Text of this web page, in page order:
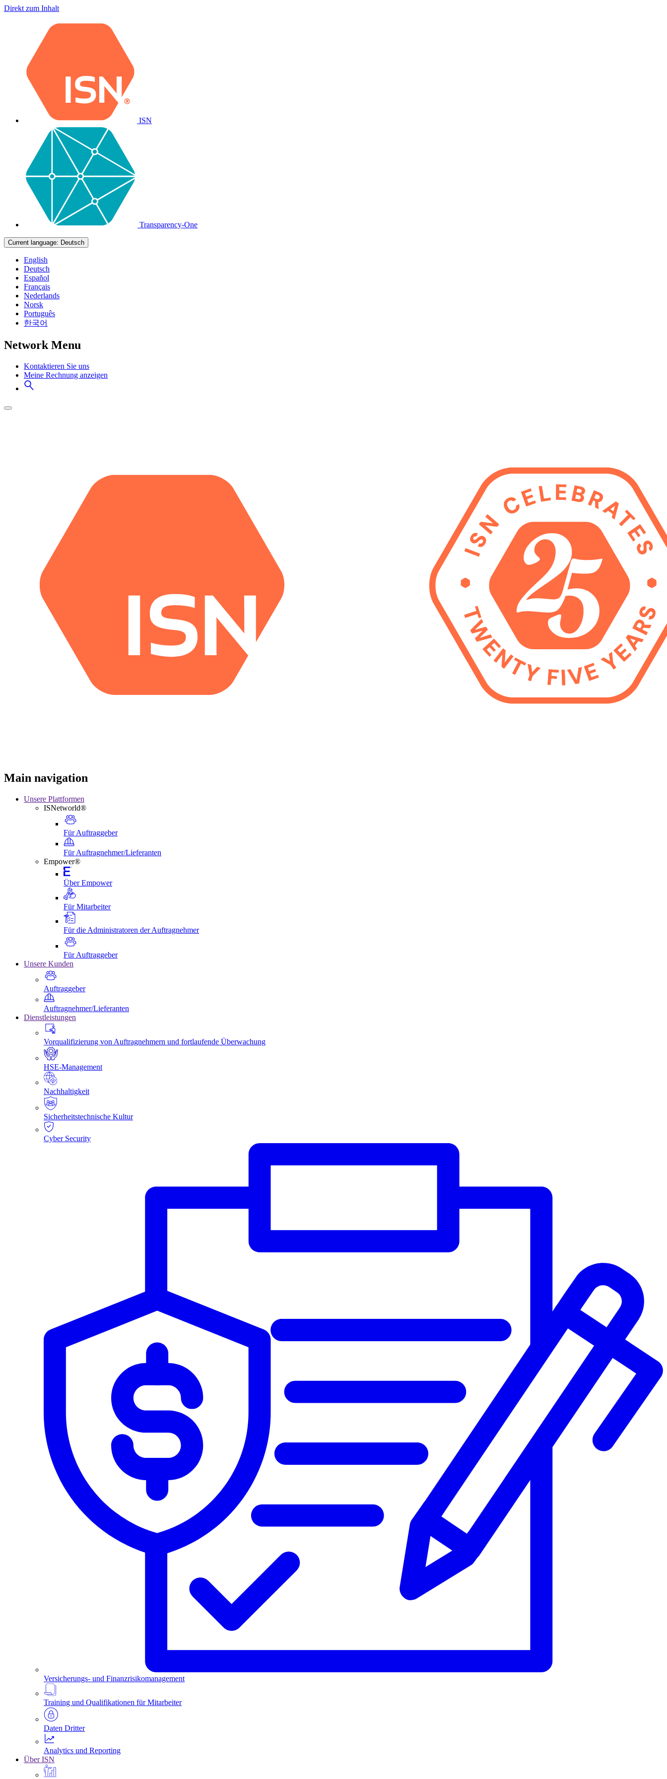
Direkt zum Inhalt
ISN
Transparency-One
Current language: Deutsch
English
Deutsch
Español
Français
Nederlands
Norsk
Português
한국어
Network Menu
Kontaktieren Sie uns
Meine Rechnung anzeigen
Main navigation
Unsere Plattformen
ISNetworld®
Für Auftraggeber
Für Auftragnehmer/Lieferanten
Empower®
Über Empower
Für Mitarbeiter
Für die Administratoren der Auftragnehmer
Für Auftraggeber
Unsere Kunden
Auftraggeber
Auftragnehmer/Lieferanten
Dienstleistungen
Vorqualifizierung von Auftragnehmern und fortlaufende Überwachung
HSE-Management
Nachhaltigkeit
Sicherheitstechnische Kultur
Cyber Security
Versicherungs- und Finanzrisikomanagement
Training und Qualifikationen für Mitarbeiter
Daten Dritter
Analytics und Reporting
Über ISN